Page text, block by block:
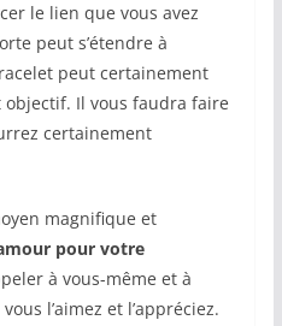
le lien que vous avez
peut s’étendre à
peut certainement
Il vous faudra faire
certainement
magnifique et
pour votre
à vous-même et à
l’aimez et l’appréciez.